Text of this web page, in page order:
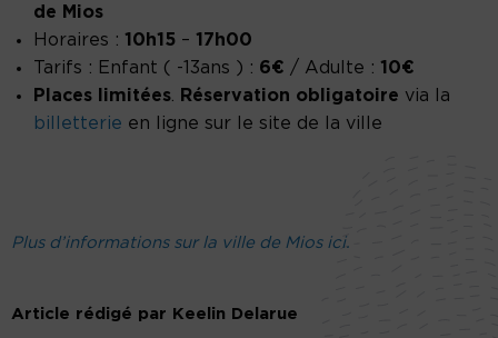
de Mios
Horaires : 10h15 – 17h00
Tarifs : Enfant ( -13ans ) : 6€ / Adulte : 10€
Places limitées. Réservation obligatoire via la
billetterie en ligne sur le site de la ville
Plus d’informations sur la ville de Mios ici.
Article rédigé par Keelin Delarue